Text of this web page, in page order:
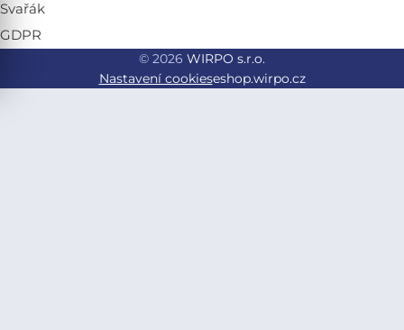
Svařák
GDPR
© 2026 WIRPO s.r.o.
Nastavení cookieseshop.wirpo.cz